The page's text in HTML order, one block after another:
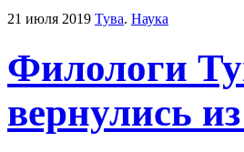
21 июля 2019 Тува. Наука
Филологи
вернулись